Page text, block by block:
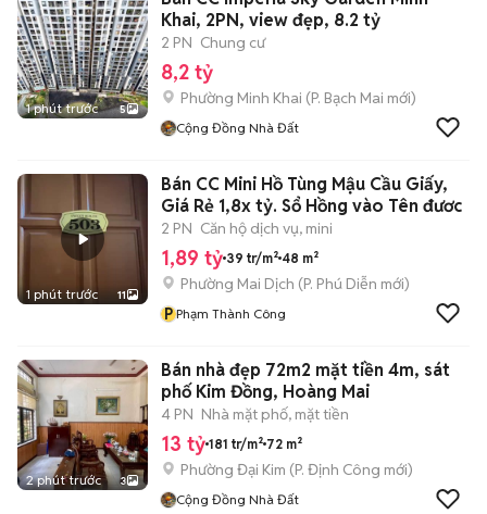
1 phút trước 5
Khai, 2PN, view đẹp, 8.2 tỷ
2 PN Chung cư
8,2 tỷ
Phường Minh Khai (P. Bạch Mai mới)
Cộng Đồng Nhà Đất
1 phút trước 11
Bán CC Mini Hồ Tùng Mậu Cầu Giấy,
Giá Rẻ 1,8x tỷ. Sổ Hồng vào Tên đươc
2 PN Căn hộ dịch vụ, mini
1,89 tỷ 39 tr/m² 48 m²
Phường Mai Dịch (P. Phú Diễn mới)
P Phạm Thành Công
2 phút trước 3
Bán nhà đẹp 72m2 mặt tiền 4m, sát
phố Kim Đồng, Hoàng Mai
4 PN Nhà mặt phố, mặt tiền
13 tỷ 181 tr/m² 72 m²
Phường Đại Kim (P. Định Công mới)
Cộng Đồng Nhà Đất